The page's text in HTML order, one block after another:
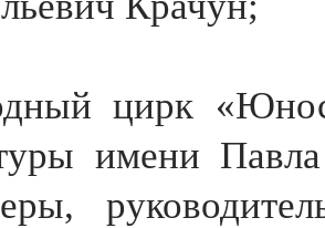
цирк
имени